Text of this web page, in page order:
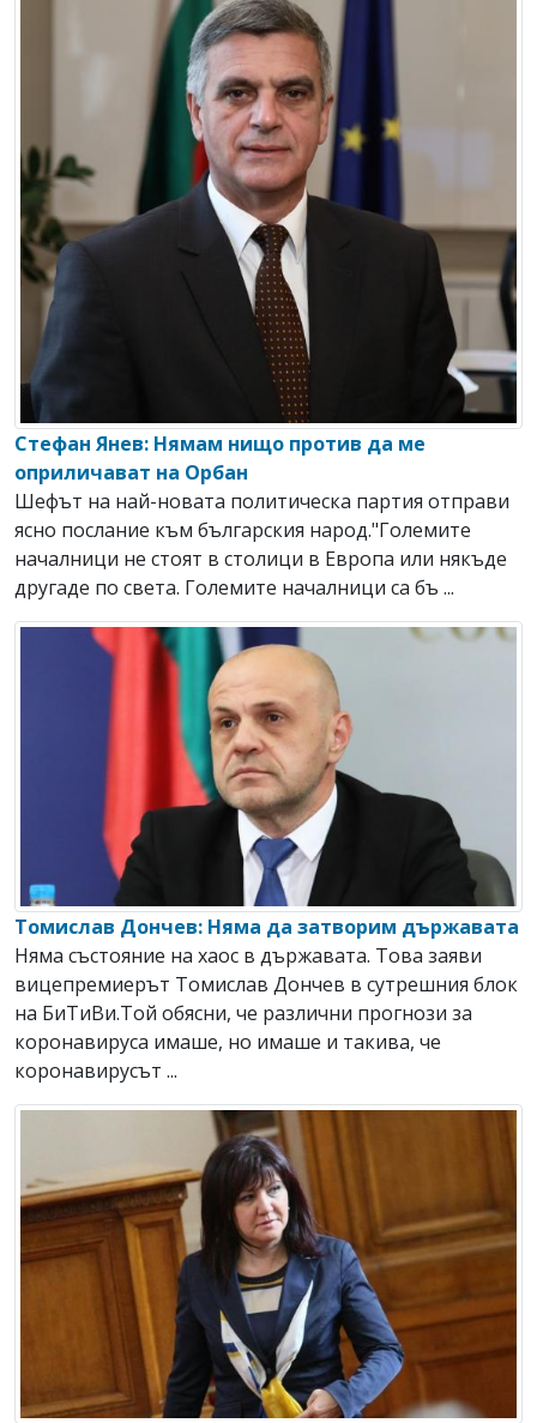
Стефан Янев: Нямам нищо против да ме
оприличават на Орбан
Шефът на най-новата политическа партия отправи
ясно послание към българския народ."Големите
началници не стоят в столици в Европа или някъде
другаде по света. Големите началници са бъ ...
Томислав Дончев: Няма да затворим държавата
Няма състояние на хаос в държавата. Toва заяви
вицепремиерът Томислав Дончев в сутрешния блок
на БиТиВи.Той обясни, че различни прогнози за
коронавируса имаше, но имаше и такива, че
коронавирусът ...